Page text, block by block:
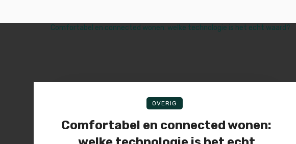
OVERIG
Comfortabel en connected wonen: